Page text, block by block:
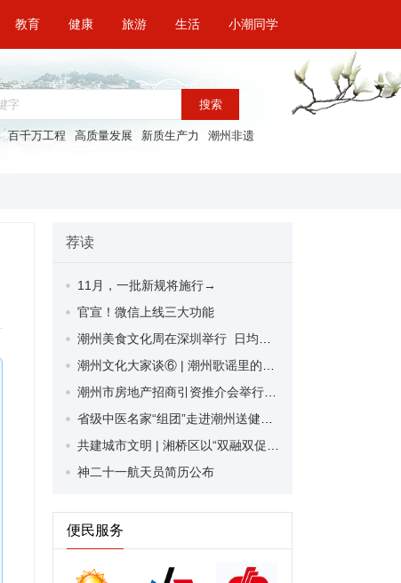
教育 健康 旅游 生活 小潮同学
搜索
百千万工程 高质量发展 新质生产力 潮州非遗
荐读
11月，一批新规将施行→
官宣！微信上线三大功能
神二十一航天员简历公布
便民服务